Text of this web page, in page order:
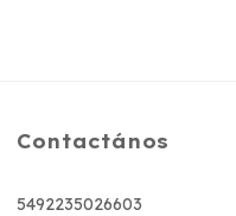
Contactános
5492235026603